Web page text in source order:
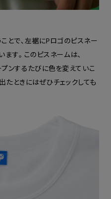
とで、左裾にPロゴのピスネー
す。このピスネームは、
ンするたびに色を変えていこ
たときにはぜひチェックしても